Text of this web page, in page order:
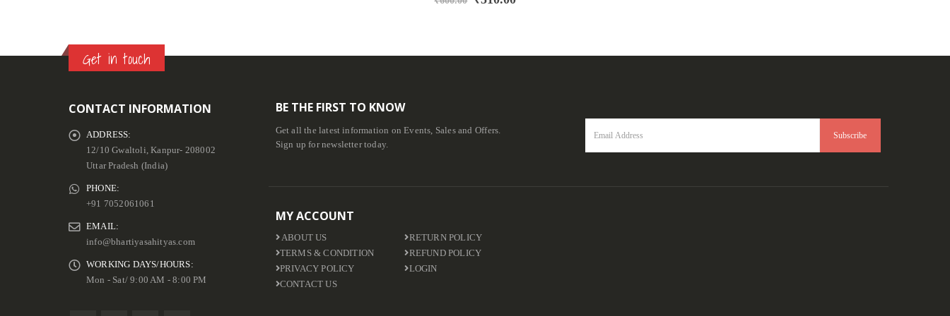
Get in touch
CONTACT INFORMATION
ADDRESS:
12/10 Gwaltoli, Kanpur- 208002
Uttar Pradesh (India)
PHONE:
+91 7052061061
EMAIL:
info@bhartiyasahityas.com
WORKING DAYS/HOURS:
Mon - Sat/ 9:00 AM - 8:00 PM
BE THE FIRST TO KNOW
Get all the latest information on Events, Sales and Offers.
Sign up for newsletter today.
MY ACCOUNT
ABOUT US
TERMS & CONDITION
PRIVACY POLICY
CONTACT US
RETURN POLICY
REFUND POLICY
LOGIN